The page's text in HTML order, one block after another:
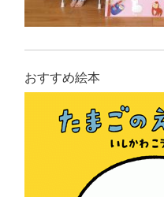
おすすめ絵本